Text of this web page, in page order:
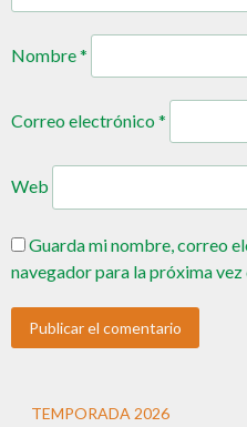
Nombre*
Correo electrónico*
Web
Guarda mi nombre, correo
navegador para la próxima vez
TEMPORADA 2026